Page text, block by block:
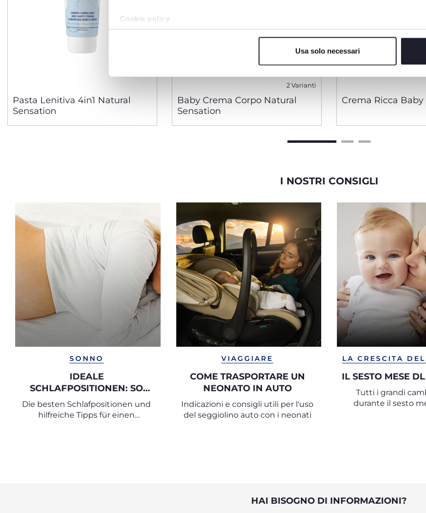
Cookie policy
Usa solo necessari
Pasta Lenitiva 4in1 Natural
Sensation
2 Varianti
Baby Crema Corpo Natural
Sensation
Crema Ricca
I NOSTRI CONSIGLI
SONNO
IDEALE
SCHLAFPOSITIONEN: SO
SCHLAFEN SIE IN DER
SCHWANGERSCHAFT
Die besten Schlafpositionen und
hilfreiche Tipps für einen
VIAGGIARE
COME TRASPORTARE UN
NEONATO IN AUTO
Indicazioni e consigli utili per l'uso
del seggiolino auto con i neonati
LA CRESCITA
IL SESTO MESE
Tutti i grandi
durante il sesto
HAI BISOGNO DI INFORMAZIONI?